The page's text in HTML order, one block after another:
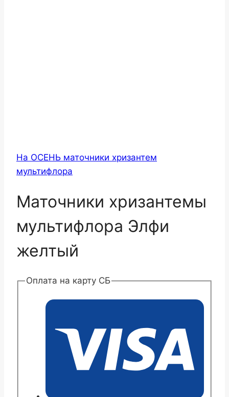
На ОСЕНЬ маточники хризантем
мультифлора
Маточники хризантемы
мультифлора Элфи
желтый
Оплата на карту СБ